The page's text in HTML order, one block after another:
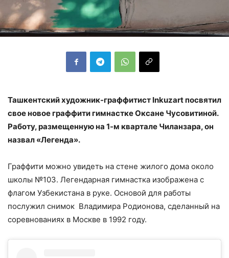
Ташкентский художник-граффитист Inkuzart посвятил
свое новое граффити гимнастке Оксане Чусовитиной.
Работу, размещенную на 1-м квартале Чиланзара, он
назвал «Легенда».
Граффити можно увидеть на стене жилого дома около
школы №103. Легендарная гимнастка изображена с
флагом Узбекистана в руке. Основой для работы
послужил снимок Владимира Родионова, сделанный на
соревнованиях в Москве в 1992 году.